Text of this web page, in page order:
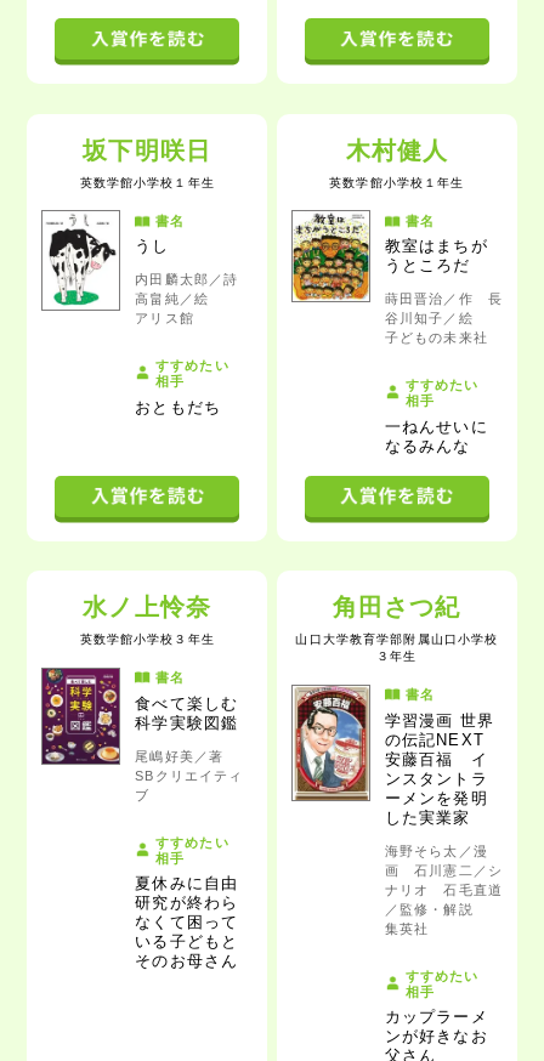
坂下明咲日
英数学館小学校 １年生
書名
うし
内田麟太郎／詩
高畠純／絵
アリス館
すすめたい
相手
おともだち
木村健人
英数学館小学校 １年生
書名
教室はまちが
うところだ
蒔田晋治／作 長
谷川知子／絵
子どもの未来社
すすめたい
相手
一ねんせいに
なるみんな
水ノ上怜奈
英数学館小学校 ３年生
書名
食べて楽しむ
科学実験図鑑
尾嶋好美／著
SBクリエイティ
ブ
すすめたい
相手
夏休みに自由
研究が終わら
なくて困って
いる子どもと
そのお母さん
⻆田さつ紀
山口大学教育学部附属山口小学校
３年生
書名
学習漫画 世界
の伝記NEXT
安藤百福 イ
ンスタントラ
ーメンを発明
した実業家
海野そら太／漫
画 石川憲二／シ
ナリオ 石毛直道
／監修・解説
集英社
すすめたい
相手
カップラーメ
ンが好きなお
父さん